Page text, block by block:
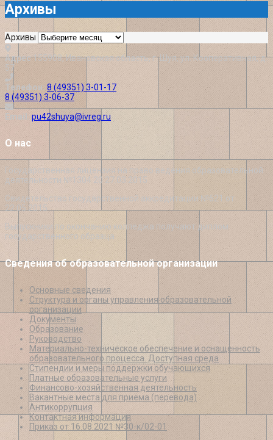
Архивы
Архивы
Адрес155908, Ивановская область, г. Шуя, ул. Кооперативная, д.
57
Телефон: 8 (49351) 3-01-17
8 (49351) 3-06-37
Email: pu42shuya@ivreg.ru
О нас
Государственная лицензия на право ведения образовательной
деятельности №1304 20 27.03.2015
Свидетельство государственной аккредитации №621 от
22.05.2015
Выпускники по окончанию колледжа получают диплом
государственного образца
Сведения об образовательной организации
Основные сведения
Структура и органы управления образовательной
организации
Документы
Образование
Руководство
Материально-техническое обеспечение и оснащенность
образовательного процесса. Доступная среда
Стипендии и меры поддержки обучающихся
Платные образовательные услуги
Финансово-хозяйственная деятельность
Вакантные места для приёма (перевода)
Антикоррупция
Контактная информация
Приказ от 16.08.2021 №30-к/02-01